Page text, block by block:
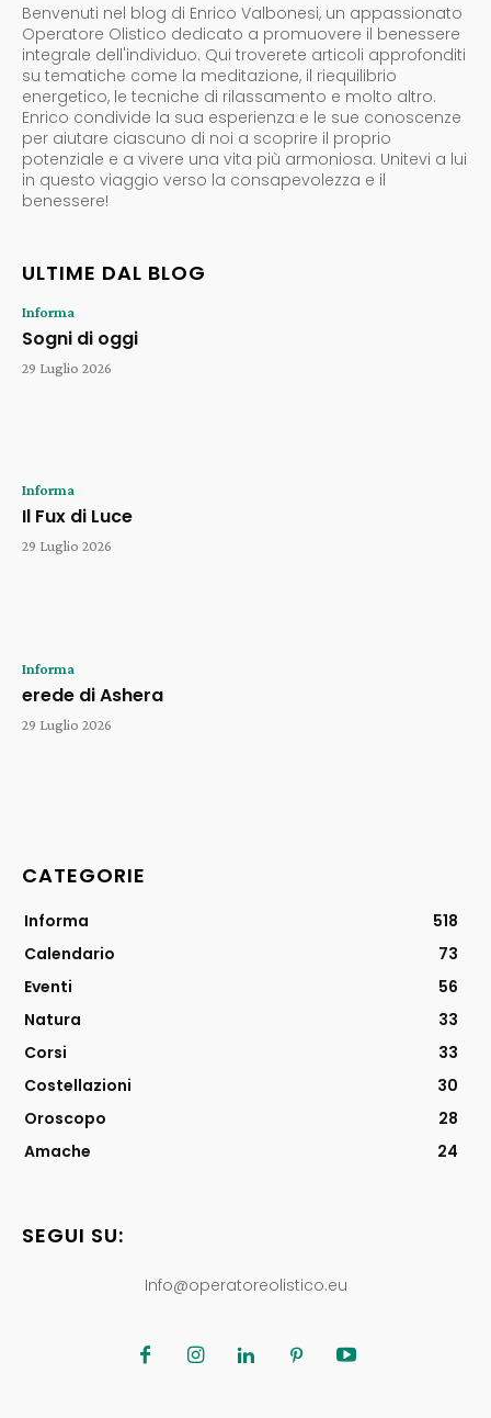
Benvenuti nel blog di Enrico Valbonesi, un appassionato
Operatore Olistico dedicato a promuovere il benessere
integrale dell'individuo. Qui troverete articoli approfonditi
su tematiche come la meditazione, il riequilibrio
energetico, le tecniche di rilassamento e molto altro.
Enrico condivide la sua esperienza e le sue conoscenze
per aiutare ciascuno di noi a scoprire il proprio
potenziale e a vivere una vita più armoniosa. Unitevi a lui
in questo viaggio verso la consapevolezza e il
benessere!
ULTIME DAL BLOG
Informa
Sogni di oggi
29 Luglio 2026
Informa
Il Fux di Luce
29 Luglio 2026
Informa
erede di Ashera
29 Luglio 2026
CATEGORIE
Informa
518
Calendario
73
Eventi
56
Natura
33
Corsi
33
Costellazioni
30
Oroscopo
28
Amache
24
SEGUI SU:
Info@operatoreolistico.eu